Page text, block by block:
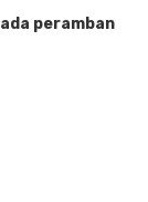
peramban